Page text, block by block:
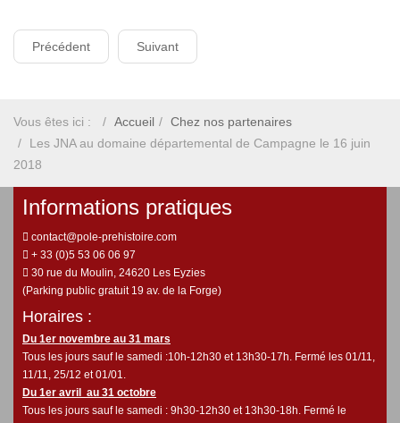
Précédent Suivant
Vous êtes ici : Accueil
Chez nos partenaires
Les JNA au domaine départemental de Campagne le 16 juin
2018
Informations pratiques
contact@pole-prehistoire.com
+ 33 (0)5 53 06 06 97
30 rue du Moulin, 24620 Les Eyzies
(Parking public gratuit 19 av. de la Forge)
Horaires :
Du 1er novembre au 31 mars
Tous les jours sauf le samedi :10h-12h30 et 13h30-17h. Fermé les 01/11,
11/11, 25/12 et 01/01.
Du 1er avril au 31 octobre
Tous les jours sauf le samedi : 9h30-12h30 et 13h30-18h. Fermé le